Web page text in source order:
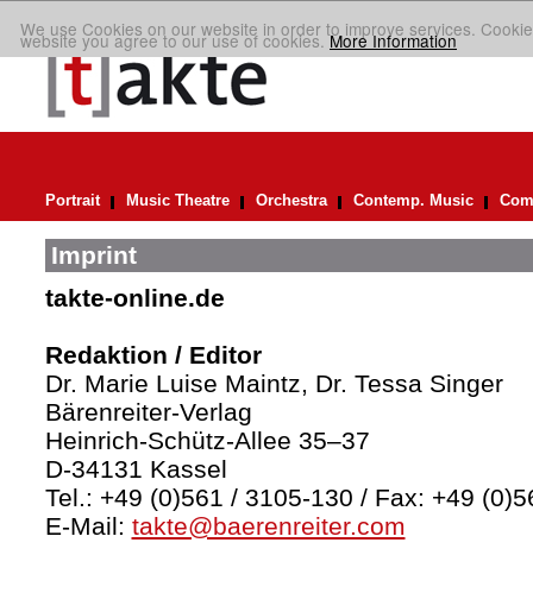
We use Cookies on our website in order to improve services.
website you agree to our use of cookies.More Information
Portrait Music Theatre Orchestra Contemp. Music
Imprint
takte-online.de
Redaktion / Editor
Dr. Marie Luise Maintz, Dr. Tessa Singer
Bärenreiter-Verlag
Heinrich-Schütz-Allee 35–37
D-34131 Kassel
Tel.: +49 (0)561 / 3105-130 / Fax: +49
E-Mail: takte@baerenreiter.com